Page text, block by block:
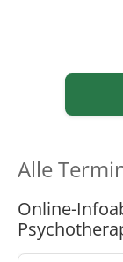
Alle
Online-